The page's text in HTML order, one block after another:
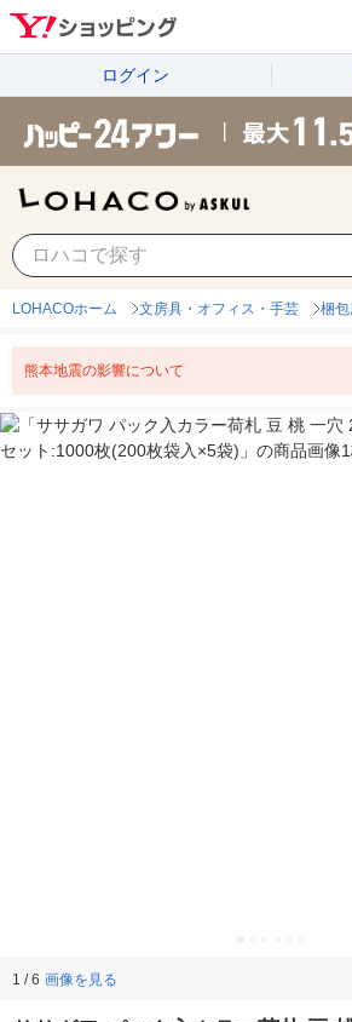
ログイン
LOHACOホーム 文房具・オフィス・手芸 梱
熊本地震の影響について
1 / 6 画像を見る